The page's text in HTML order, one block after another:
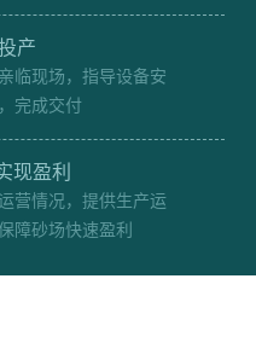
产
临现场，指导设备安
完成交付
现盈利
营情况，提供生产运
障砂场快速盈利